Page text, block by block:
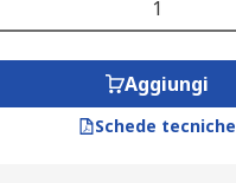
Aggiungi
Schede tecniche